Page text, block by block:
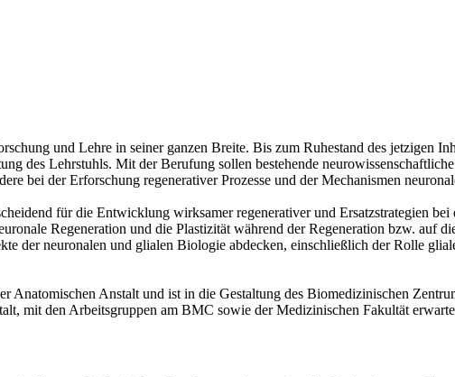
und Lehre in seiner ganzen Breite. Bis zum Ruhestand des jetzigen
des Lehrstuhls. Mit der Berufung sollen bestehende
bei der Erforschung regenerativer Prozesse und der Mechanismen
für die Entwicklung wirksamer regenerativer und Ersatzstrategien
Regeneration und die Plastizität während der Regeneration bzw. auf
der neuronalen und glialen Biologie abdecken, einschließlich der Rolle
Anstalt und ist in die Gestaltung des Biomedizinischen
mit den Arbeitsgruppen am BMC sowie der Medizinischen Fakultät